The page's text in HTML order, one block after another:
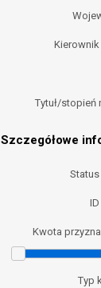
Tytuł/stopień
Szczegółowe
Kwota
Typ